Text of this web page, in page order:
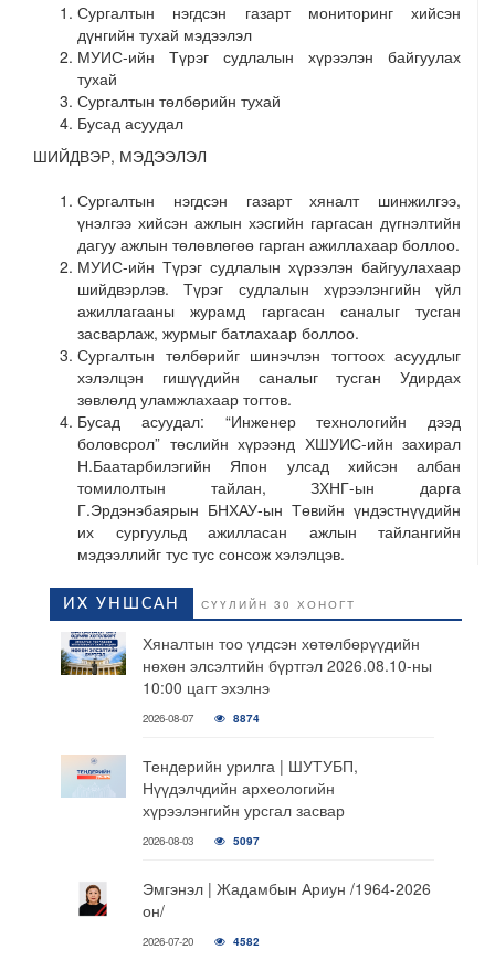
Сургалтын нэгдсэн газарт мониторинг хийсэн
дүнгийн тухай мэдээлэл
МУИС-ийн Түрэг судлалын хүрээлэн байгуулах
тухай
Сургалтын төлбөрийн тухай
Бусад асуудал
ШИЙДВЭР, МЭДЭЭЛЭЛ
Сургалтын нэгдсэн газарт хяналт шинжилгээ,
үнэлгээ хийсэн ажлын хэсгийн гаргасан дүгнэлтийн
дагуу ажлын төлөвлөгөө гарган ажиллахаар боллоо.
МУИС-ийн Түрэг судлалын хүрээлэн байгуулахаар
шийдвэрлэв. Түрэг судлалын хүрээлэнгийн үйл
ажиллагааны журамд гаргасан саналыг тусган
засварлаж, журмыг батлахаар боллоо.
Сургалтын төлбөрийг шинэчлэн тогтоох асуудлыг
хэлэлцэн гишүүдийн саналыг тусган Удирдах
зөвлөлд уламжлахаар тогтов.
Бусад асуудал: “Инженер технологийн дээд
боловсрол” төслийн хүрээнд ХШУИС-ийн захирал
Н.Баатарбилэгийн Япон улсад хийсэн албан
томилолтын тайлан, ЗХНГ-ын дарга
Г.Эрдэнэбаярын БНХАУ-ын Төвийн үндэстнүүдийн
их сургуульд ажилласан ажлын тайлангийн
мэдээллийг тус тус сонсож хэлэлцэв.
ИХ УНШСАН СҮҮЛИЙН 30 ХОНОГТ
Хяналтын тоо үлдсэн хөтөлбөрүүдийн
нөхөн элсэлтийн бүртгэл 2026.08.10-ны
10:00 цагт эхэлнэ
2026-08-07 8874
Тендерийн урилга | ШУТУБП,
Нүүдэлчдийн археологийн
хүрээлэнгийн урсгал засвар
2026-08-03 5097
Эмгэнэл | Жадамбын Ариун /1964-2026
он/
2026-07-20 4582